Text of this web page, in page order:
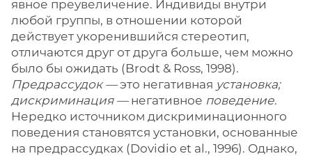
явное преувеличение. Индивиды внутри
любой группы, в отношении которой
действует укоренившийся стереотип,
отличаются друг от друга больше, чем можно
было бы ожидать (Brodt & Ross, 1998).
Предрассудок —это негативная установка;
дискриминация —негативное поведение.
Нередко источником дискриминационного
поведения становятся установки, основанные
на предрассудках (Dovidio et al., 1996). Однако,